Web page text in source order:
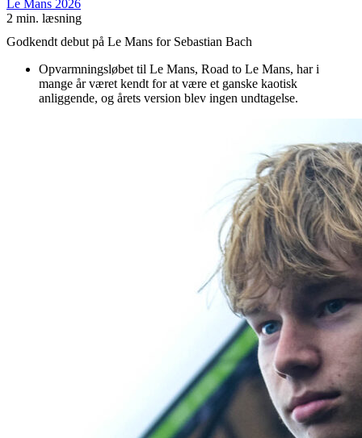
Le Mans 2026
2 min. læsning
Godkendt debut på Le Mans for Sebastian Bach
Opvarmningsløbet til Le Mans, Road to Le Mans, har i
mange år været kendt for at være et ganske kaotisk
anliggende, og årets version blev ingen undtagelse.